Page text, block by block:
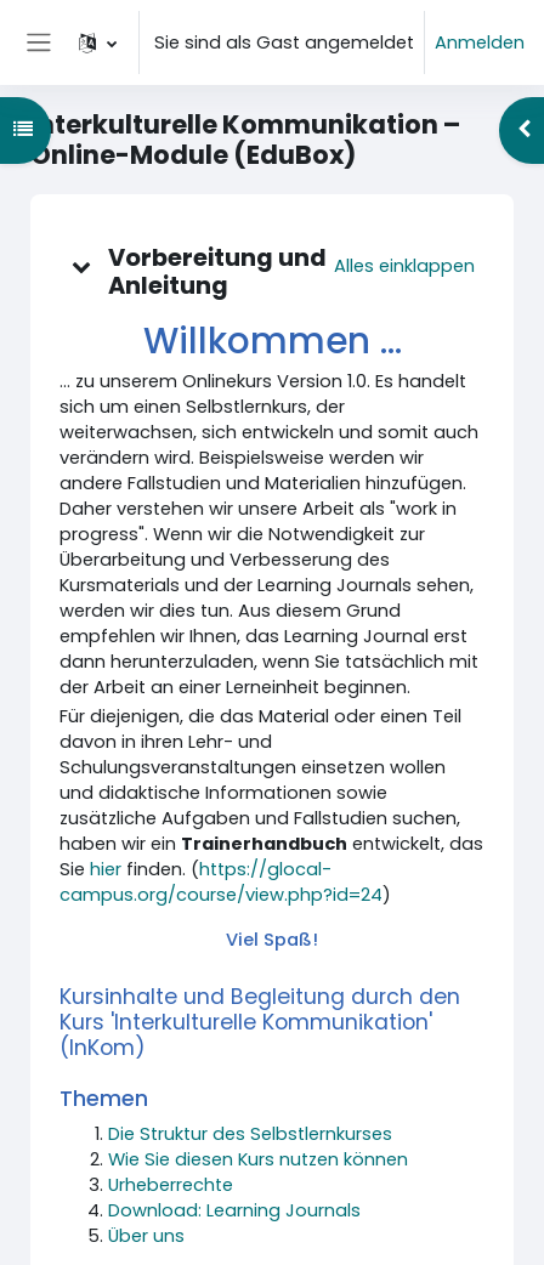
Zum Hauptinhalt
Sie sind als Gast angemeldet Anmelden
Interkulturelle Kommunikation –
Online-Module (EduBox)
Kursindex öffnen
Kursthemen
Vorbereitung und
Anleitung
Alles einklappen
Willkommen ...
... zu unserem Onlinekurs Version 1.0. Es handelt
sich um einen Selbstlernkurs, der
weiterwachsen, sich entwickeln und somit auch
verändern wird. Beispielsweise werden wir
andere Fallstudien und Materialien hinzufügen.
Daher verstehen wir unsere Arbeit als "work in
progress". Wenn wir die Notwendigkeit zur
Überarbeitung und Verbesserung des
Kursmaterials und der Learning Journals sehen,
werden wir dies tun. Aus diesem Grund
empfehlen wir Ihnen, das Learning Journal erst
dann herunterzuladen, wenn Sie tatsächlich mit
der Arbeit an einer Lerneinheit beginnen.
Für diejenigen, die das Material oder einen Teil
davon in ihren Lehr- und
Schulungsveranstaltungen einsetzen wollen
und didaktische Informationen sowie
zusätzliche Aufgaben und Fallstudien suchen,
haben wir ein Trainerhandbuch entwickelt, das
Siehier finden. (https://glocal-
campus.org/course/view.php?id=24)
Viel Spaß!
Kursinhalte und Begleitung durch den
Kurs 'Interkulturelle Kommunikation'
(InKom)
Themen
Die Struktur des Selbstlernkurses
Wie Sie diesen Kurs nutzen können
Urheberrechte
Download: Learning Journals
Über uns